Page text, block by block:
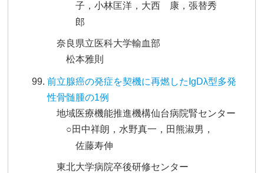
子，小林匡洋，大西 康，張替秀
郎
奈良県立医科大学輸血部
松本雅則
前立腺癌の発症を契機に再燃したIgDλ型多発
性骨髄腫の1例
地域医療機能推進機構仙台病院腎センター
○田中祥朗，水野真一，田熊淑男，
佐藤寿伸
東北大学病院卒後研修センター